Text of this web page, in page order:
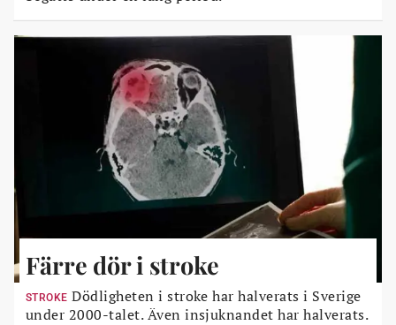
Färre dör i stroke
STROKE Dödligheten i stroke har halverats i Sverige
under 2000-talet. Även insjuknandet har halverats.